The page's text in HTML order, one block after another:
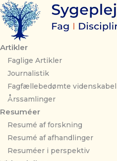
Gå
til
indholdet
Artikler
Faglige Artikler
Journalistik
Fagfællebedømte
Årssamlinger
Resuméer
Resumé af forskning
Resumé af afhandlinger
Resuméer i perspektiv